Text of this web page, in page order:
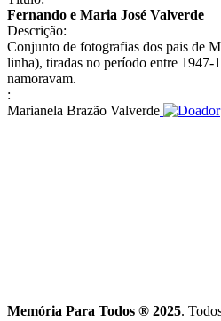
Fernando e Maria José Valverde
Descrição:
Conjunto de fotografias dos pais de
linha), tiradas no período entre 1947-
namoravam.
:
Marianela Brazão Valverde
Memória Para Todos ® 2025.